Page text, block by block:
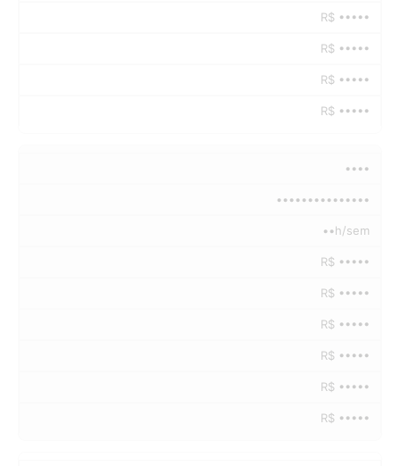
R$ •••••
R$ •••••
R$ •••••
R$ •••••
••••
•••••••••••••••
••h/sem
R$ •••••
R$ •••••
R$ •••••
R$ •••••
R$ •••••
R$ •••••